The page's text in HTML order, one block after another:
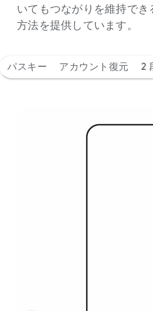
いてもつながりを​維持で
方​法を​提供しています。
パスキー アカウント復元 2